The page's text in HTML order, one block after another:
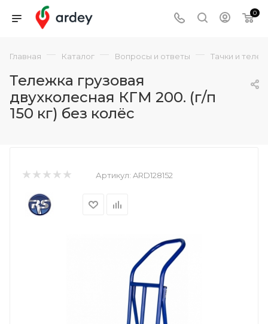
0
Главная — Каталог — Вопросы и ответы — Тачки и
Тележка грузовая
двухколесная КГМ 200. (г/п
150 кг) без колёс
Артикул: ARD128152